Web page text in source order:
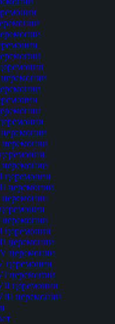
церемонии
церемонии
церемонии
церемонии
церемонии
церемонии
церемонии
церемонии
церемонии